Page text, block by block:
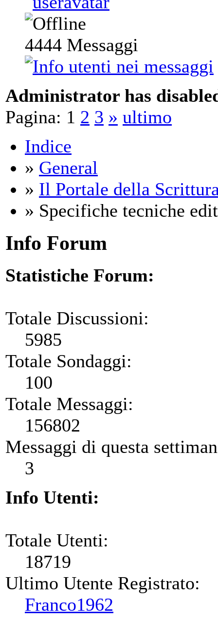
4444 Messaggi
Administrator has
Pagina: 1 2 3 » ultimo
Indice
» General
» Il Portale della
» Specifiche tecniche
Info Forum
Statistiche Forum:
Totale Discussioni:
5985
Totale Sondaggi:
100
Totale Messaggi:
156802
Messaggi di questa
3
Info Utenti:
Totale Utenti:
18719
Ultimo Utente Registrato:
Franco1962